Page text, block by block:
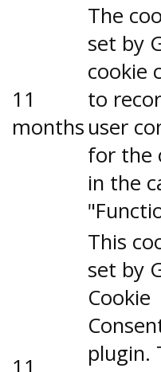
11
months
The
set by
cookie
to
user
for the
in the
This
set by
Cookie
plugin.